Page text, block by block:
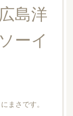
島洋
ーイ
まさです。